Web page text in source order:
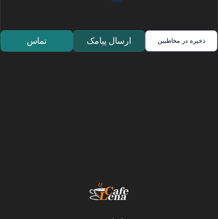
ذخیره در مخاطبین ارسال پیامک تماس